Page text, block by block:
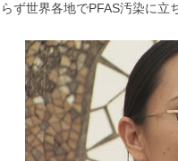
らず世界各地でPFAS汚染に立